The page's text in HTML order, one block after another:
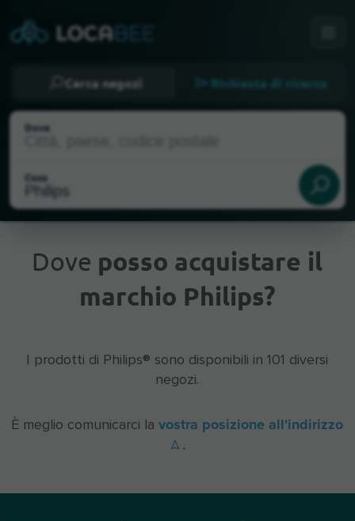
Cerca negozi Richiesta di ricerca
Dove
Cosa
Posizione attuale
Dove posso acquistare il
marchio Philips?
I prodotti di Philips® sono disponibili in 101 diversi
negozi.
È meglio comunicarci lavostra posizione all'indirizzo
.